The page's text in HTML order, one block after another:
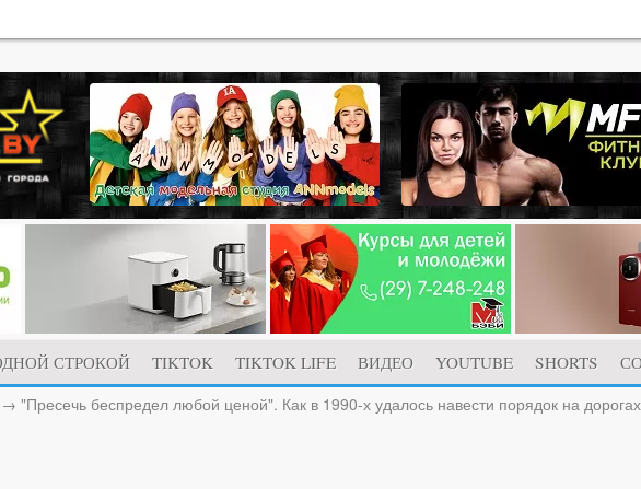
СТРОКОЙ TIKTOK TIKTOK LIFE ВИДЕО YOUTUBE SHORTS
→ "Пресечь беспредел любой ценой". Как в 1990-х удалось навести порядок на дорогах